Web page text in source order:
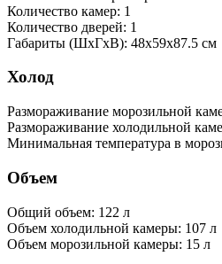
Количество камер: 1
Количество дверей: 1
Габариты (ШxГxВ): 48x59x87.5 см
Холод
Размораживание морозильной
Размораживание холодильной
Минимальная температура в
Объем
Общий объем: 122 л
Объем холодильной камеры: 107 л
Объем морозильной камеры: 15 л